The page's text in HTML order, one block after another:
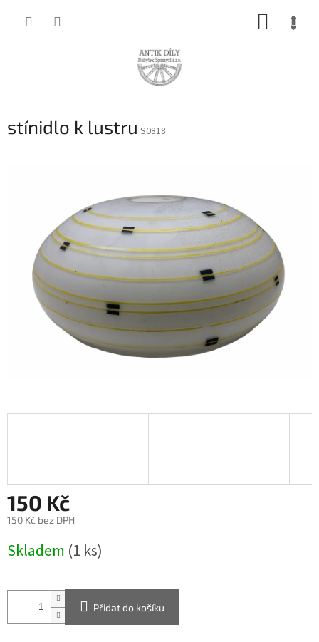
stínidlo k lustru S0818
150 Kč
150 Kč bez DPH
cena:
Skladem (1 ks)
Přidat do košíku